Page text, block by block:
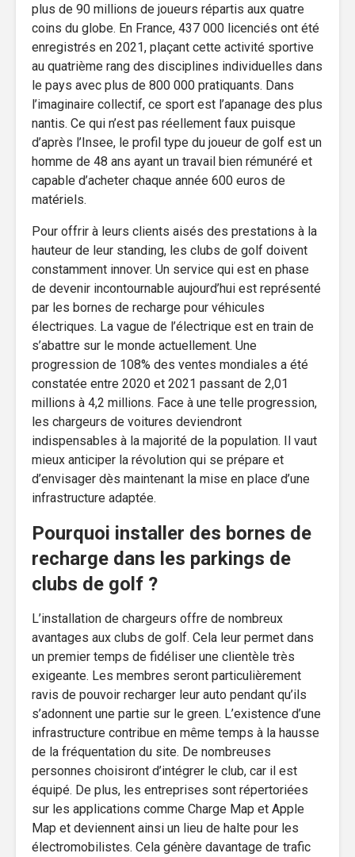
plus de 90 millions de joueurs répartis aux quatre
coins du globe. En France, 437 000 licenciés ont été
enregistrés en 2021, plaçant cette activité sportive
au quatrième rang des disciplines individuelles dans
le pays avec plus de 800 000 pratiquants. Dans
l’imaginaire collectif, ce sport est l’apanage des plus
nantis. Ce qui n’est pas réellement faux puisque
d’après l’Insee, le profil type du joueur de golf est un
homme de 48 ans ayant un travail bien rémunéré et
capable d’acheter chaque année 600 euros de
matériels.
Pour offrir à leurs clients aisés des prestations à la
hauteur de leur standing, les clubs de golf doivent
constamment innover. Un service qui est en phase
de devenir incontournable aujourd’hui est représenté
par les bornes de recharge pour véhicules
électriques. La vague de l’électrique est en train de
s’abattre sur le monde actuellement. Une
progression de 108% des ventes mondiales a été
constatée entre 2020 et 2021 passant de 2,01
millions à 4,2 millions. Face à une telle progression,
les chargeurs de voitures deviendront
indispensables à la majorité de la population. Il vaut
mieux anticiper la révolution qui se prépare et
d’envisager dès maintenant la mise en place d’une
infrastructure adaptée.
Pourquoi installer des bornes de
recharge dans les parkings de
clubs de golf ?
L’installation de chargeurs offre de nombreux
avantages aux clubs de golf. Cela leur permet dans
un premier temps de fidéliser une clientèle très
exigeante. Les membres seront particulièrement
ravis de pouvoir recharger leur auto pendant qu’ils
s’adonnent une partie sur le green. L’existence d’une
infrastructure contribue en même temps à la hausse
de la fréquentation du site. De nombreuses
personnes choisiront d’intégrer le club, car il est
équipé. De plus, les entreprises sont répertoriées
sur les applications comme Charge Map et Apple
Map et deviennent ainsi un lieu de halte pour les
électromobilistes. Cela génère davantage de trafic